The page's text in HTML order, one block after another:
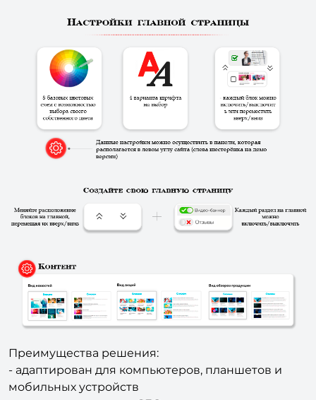
Преимущества решения:
- адаптирован для компьютеров, планшетов и
мобильных устройств